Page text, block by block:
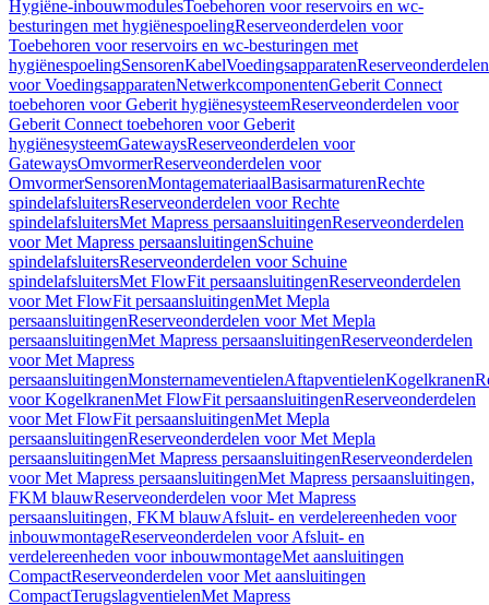
Hygiëne-inbouwmodulesToebehoren voor reservoirs en wc-
besturingen met hygiënespoelingReserveonderdelen voor
Toebehoren voor reservoirs en wc-besturingen met
hygiënespoelingSensorenKabelVoedingsapparatenReserveonderdelen
voor VoedingsapparatenNetwerkcomponentenGeberit Connect
toebehoren voor Geberit hygiënesysteemReserveonderdelen voor
Geberit Connect toebehoren voor Geberit
hygiënesysteemGatewaysReserveonderdelen voor
GatewaysOmvormerReserveonderdelen voor
OmvormerSensorenMontagemateriaalBasisarmaturenRechte
spindelafsluitersReserveonderdelen voor Rechte
spindelafsluitersMet Mapress persaansluitingenReserveonderdelen
voor Met Mapress persaansluitingenSchuine
spindelafsluitersReserveonderdelen voor Schuine
spindelafsluitersMet FlowFit persaansluitingenReserveonderdelen
voor Met FlowFit persaansluitingenMet Mepla
persaansluitingenReserveonderdelen voor Met Mepla
persaansluitingenMet Mapress persaansluitingenReserveonderdelen
voor Met Mapress
persaansluitingenMonsternameventielenAftapventielenKogelkranen
voor KogelkranenMet FlowFit persaansluitingenReserveonderdelen
voor Met FlowFit persaansluitingenMet Mepla
persaansluitingenReserveonderdelen voor Met Mepla
persaansluitingenMet Mapress persaansluitingenReserveonderdelen
voor Met Mapress persaansluitingenMet Mapress persaansluitingen,
FKM blauwReserveonderdelen voor Met Mapress
persaansluitingen, FKM blauwAfsluit- en verdelereenheden voor
inbouwmontageReserveonderdelen voor Afsluit- en
verdelereenheden voor inbouwmontageMet aansluitingen
CompactReserveonderdelen voor Met aansluitingen
CompactTerugslagventielenMet Mapress